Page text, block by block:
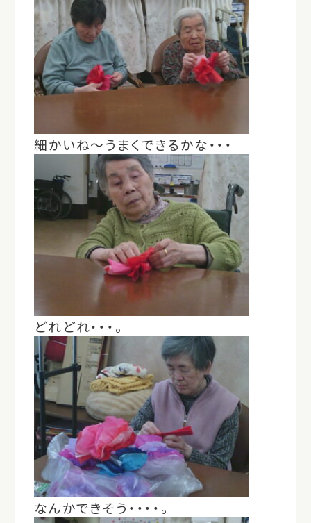
細かいね～うまくできるかな・・・
どれどれ・・・。
なんかできそう・・・・。